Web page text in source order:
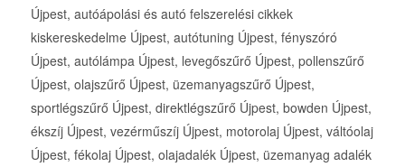
Újpest, autóápolási és autó felszerelési cikkek
kiskereskedelme Újpest, autótuning Újpest, fényszóró
Újpest, autólámpa Újpest, levegőszűrő Újpest, pollenszűrő
Újpest, olajszűrő Újpest, üzemanyagszűrő Újpest,
sportlégszűrő Újpest, direktlégszűrő Újpest, bowden Újpest,
ékszíj Újpest, vezérműszíj Újpest, motorolaj Újpest, váltóolaj
Újpest, fékolaj Újpest, olajadalék Újpest, üzemanyag adalék